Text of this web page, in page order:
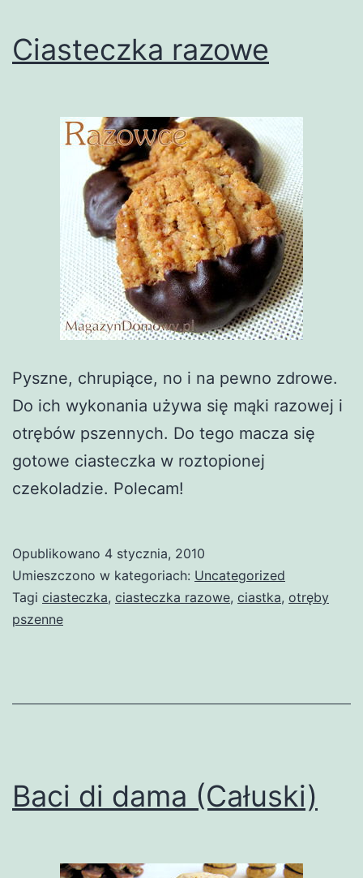
Ciasteczka razowe
Pyszne, chrupiące, no i na pewno zdrowe.
Do ich wykonania używa się mąki razowej i
otrębów pszennych. Do tego macza się
gotowe ciasteczka w roztopionej
czekoladzie. Polecam!
Opublikowano 4 stycznia, 2010
Umieszczono w kategoriach: Uncategorized
Tagi ciasteczka, ciasteczka razowe, ciastka, otręby
pszenne
Baci di dama (Całuski)